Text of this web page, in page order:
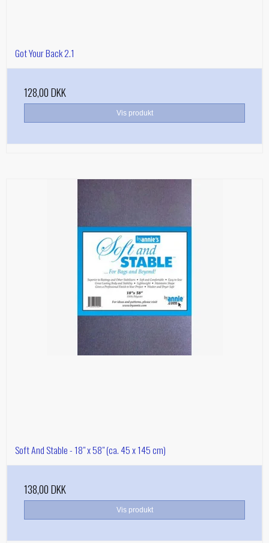
Got Your Back 2.1
128,00 DKK
Vis produkt
Soft And Stable - 18" x 58" (ca. 45 x 145 cm)
138,00 DKK
Vis produkt